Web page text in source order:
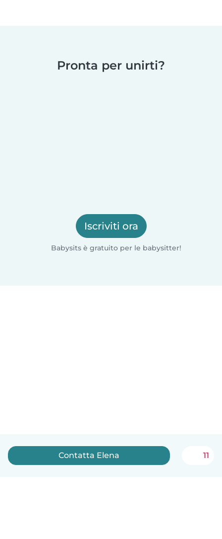
Pronta per unirti?
Iscriviti ora
Babysits è gratuito per le babysitter!
Contatta Elena 11